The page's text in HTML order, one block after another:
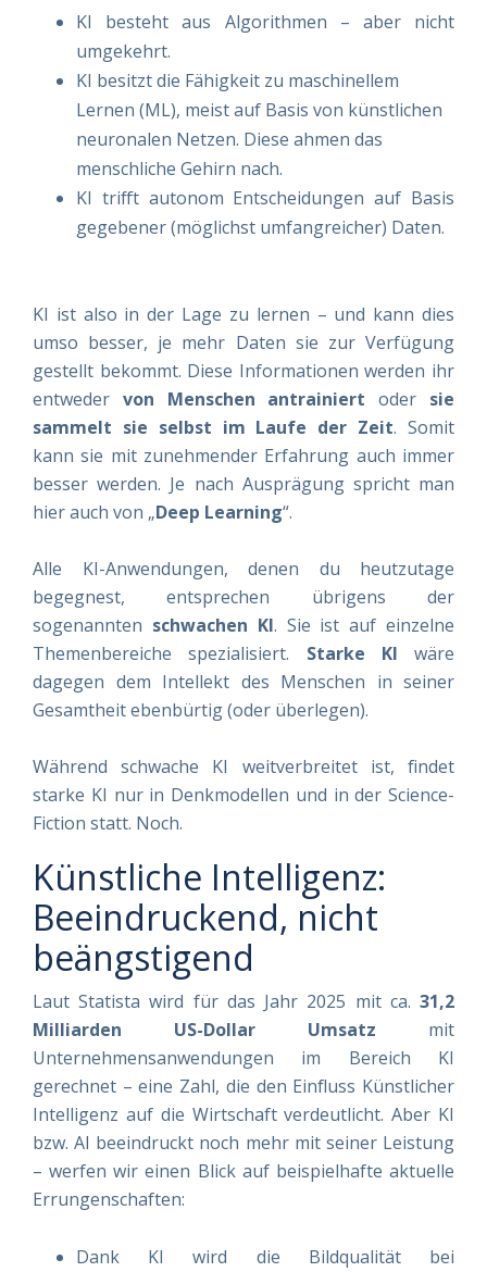
KI besteht aus Algorithmen – aber nicht
umgekehrt.
KI besitzt die Fähigkeit zu maschinellem
Lernen (ML), meist auf Basis von künstlichen
neuronalen Netzen. Diese ahmen das
menschliche Gehirn nach.
KI trifft autonom Entscheidungen auf Basis
gegebener (möglichst umfangreicher) Daten.
KI ist also in der Lage zu lernen – und kann dies
umso besser, je mehr Daten sie zur Verfügung
gestellt bekommt. Diese Informationen werden ihr
entweder von Menschen antrainiert oder sie
sammelt sie selbst im Laufe der Zeit. Somit
kann sie mit zunehmender Erfahrung auch immer
besser werden. Je nach Ausprägung spricht man
hier auch von „Deep Learning“.
Alle KI-Anwendungen, denen du heutzutage
begegnest, entsprechen übrigens der
sogenannten schwachen KI. Sie ist auf einzelne
Themenbereiche spezialisiert. Starke KI wäre
dagegen dem Intellekt des Menschen in seiner
Gesamtheit ebenbürtig (oder überlegen).
Während schwache KI weitverbreitet ist, findet
starke KI nur in Denkmodellen und in der Science-
Fiction statt. Noch.
Künstliche Intelligenz:
Beeindruckend, nicht
beängstigend
Laut Statista wird für das Jahr 2025 mit ca. 31,2
Milliarden US-Dollar Umsatz mit
Unternehmensanwendungen im Bereich KI
gerechnet – eine Zahl, die den Einfluss Künstlicher
Intelligenz auf die Wirtschaft verdeutlicht. Aber KI
bzw. AI beeindruckt noch mehr mit seiner Leistung
– werfen wir einen Blick auf beispielhafte aktuelle
Errungenschaften:
Dank KI wird die Bildqualität bei